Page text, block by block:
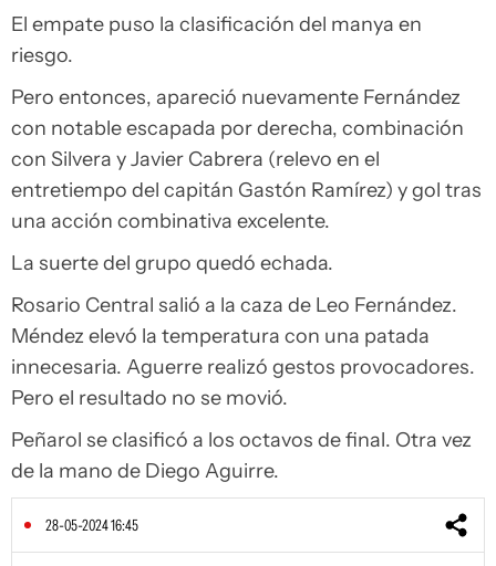
El empate puso la clasificación del manya en
riesgo.
Pero entonces, apareció nuevamente Fernández
con notable escapada por derecha, combinación
con Silvera y Javier Cabrera (relevo en el
entretiempo del capitán Gastón Ramírez) y gol tras
una acción combinativa excelente.
La suerte del grupo quedó echada.
Rosario Central salió a la caza de Leo Fernández.
Méndez elevó la temperatura con una patada
innecesaria. Aguerre realizó gestos provocadores.
Pero el resultado no se movió.
Peñarol se clasificó a los octavos de final. Otra vez
de la mano de Diego Aguirre.
28-05-2024 16:45